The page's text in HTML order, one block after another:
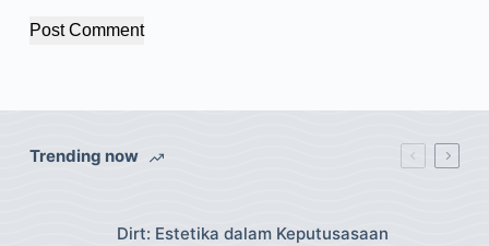
Post Comment
Trending now
Dirt: Estetika dalam Keputusasaan